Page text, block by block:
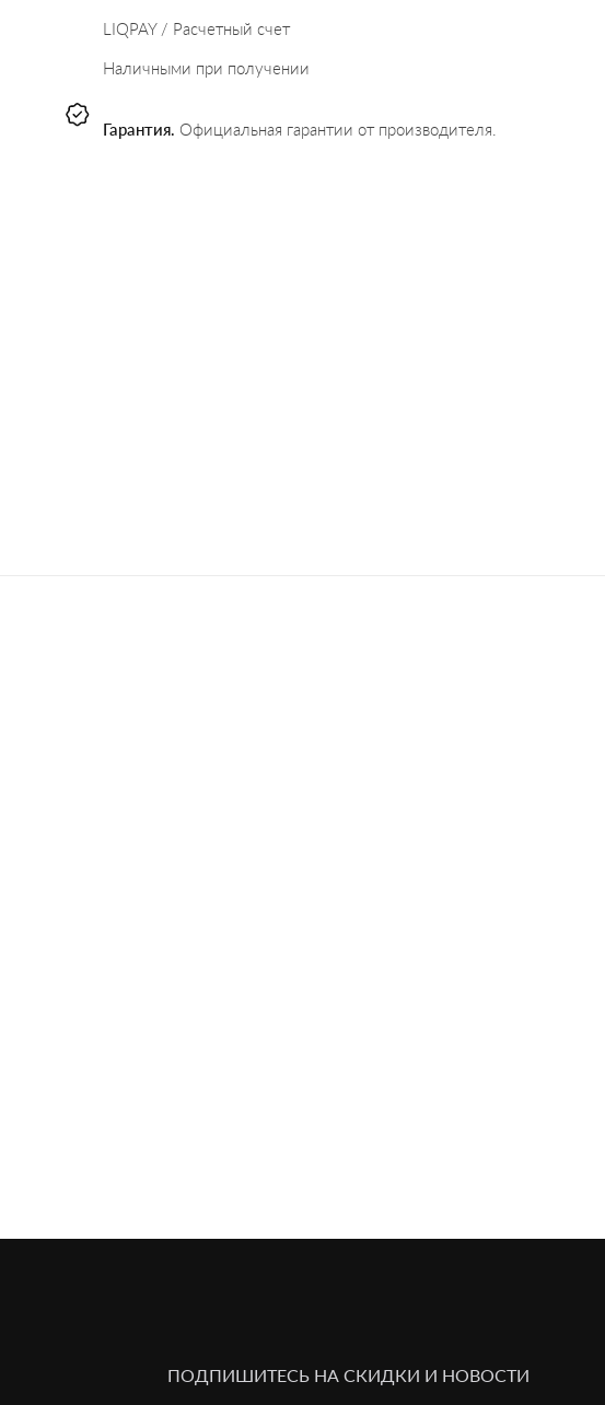
LIQPAY / Расчетный счет
Наличными при получении
Гарантия. Официальная гарантии от производителя.
ПОДПИШИТЕСЬ НА СКИДКИ И НОВОСТИ